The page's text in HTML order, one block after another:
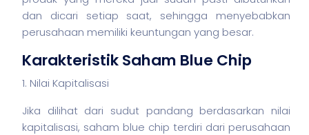
dan dicari setiap saat, sehingga menyebabkan
perusahaan memiliki keuntungan yang besar.
Karakteristik Saham Blue Chip
1. Nilai Kapitalisasi
Jika dilihat dari sudut pandang berdasarkan nilai
kapitalisasi, saham blue chip terdiri dari perusahaan